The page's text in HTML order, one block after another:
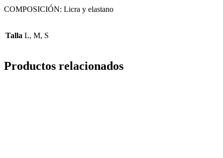
COMPOSICIÓN: Licra y elastano
Talla L, M, S
Productos relacionados